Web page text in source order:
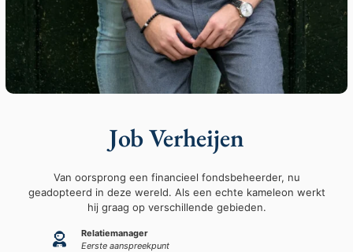
Job Verheijen
Van oorsprong een financieel fondsbeheerder, nu
geadopteerd in deze wereld. Als een echte kameleon werkt
hij graag op verschillende gebieden.
Relatiemanager
Eerste aanspreekpunt